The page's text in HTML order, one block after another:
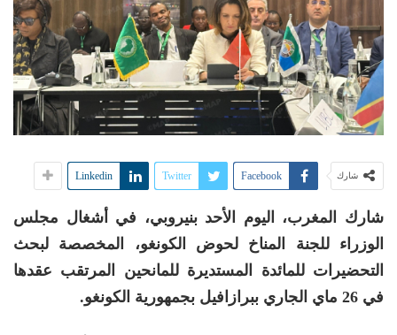
شارك Facebook
Twitter
Linkedin
شارك المغرب، اليوم الأحد بنيروبي، في أشغال مجلس
الوزراء للجنة المناخ لحوض الكونغو، المخصصة لبحث
التحضيرات للمائدة المستديرة للمانحين المرتقب عقدها
في 26 ماي الجاري ببرازافيل بجمهورية الكونغو.